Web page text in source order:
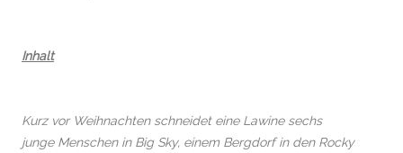
Inhalt
Kurz vor Weihnachten schneidet eine Lawine sechs
junge Menschen in Big Sky, einem Bergdorf in den Rocky